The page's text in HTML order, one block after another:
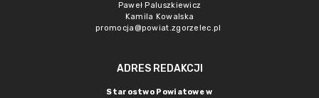
Paweł Paluszkiewicz
Kamila Kowalska
promocja@powiat.zgorzelec.pl
ADRES REDAKCJI
Starostwo Powiatowe w